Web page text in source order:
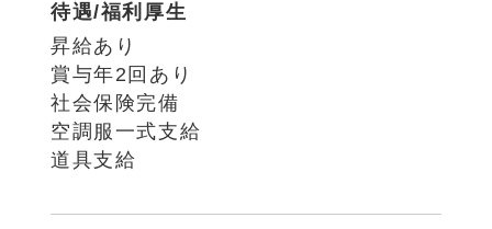
待遇/福利厚生
昇給あり
賞与年2回あり
社会保険完備
空調服一式支給
道具支給